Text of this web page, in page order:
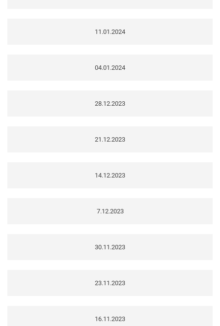
11.01.2024
04.01.2024
28.12.2023
21.12.2023
14.12.2023
7.12.2023
30.11.2023
23.11.2023
16.11.2023